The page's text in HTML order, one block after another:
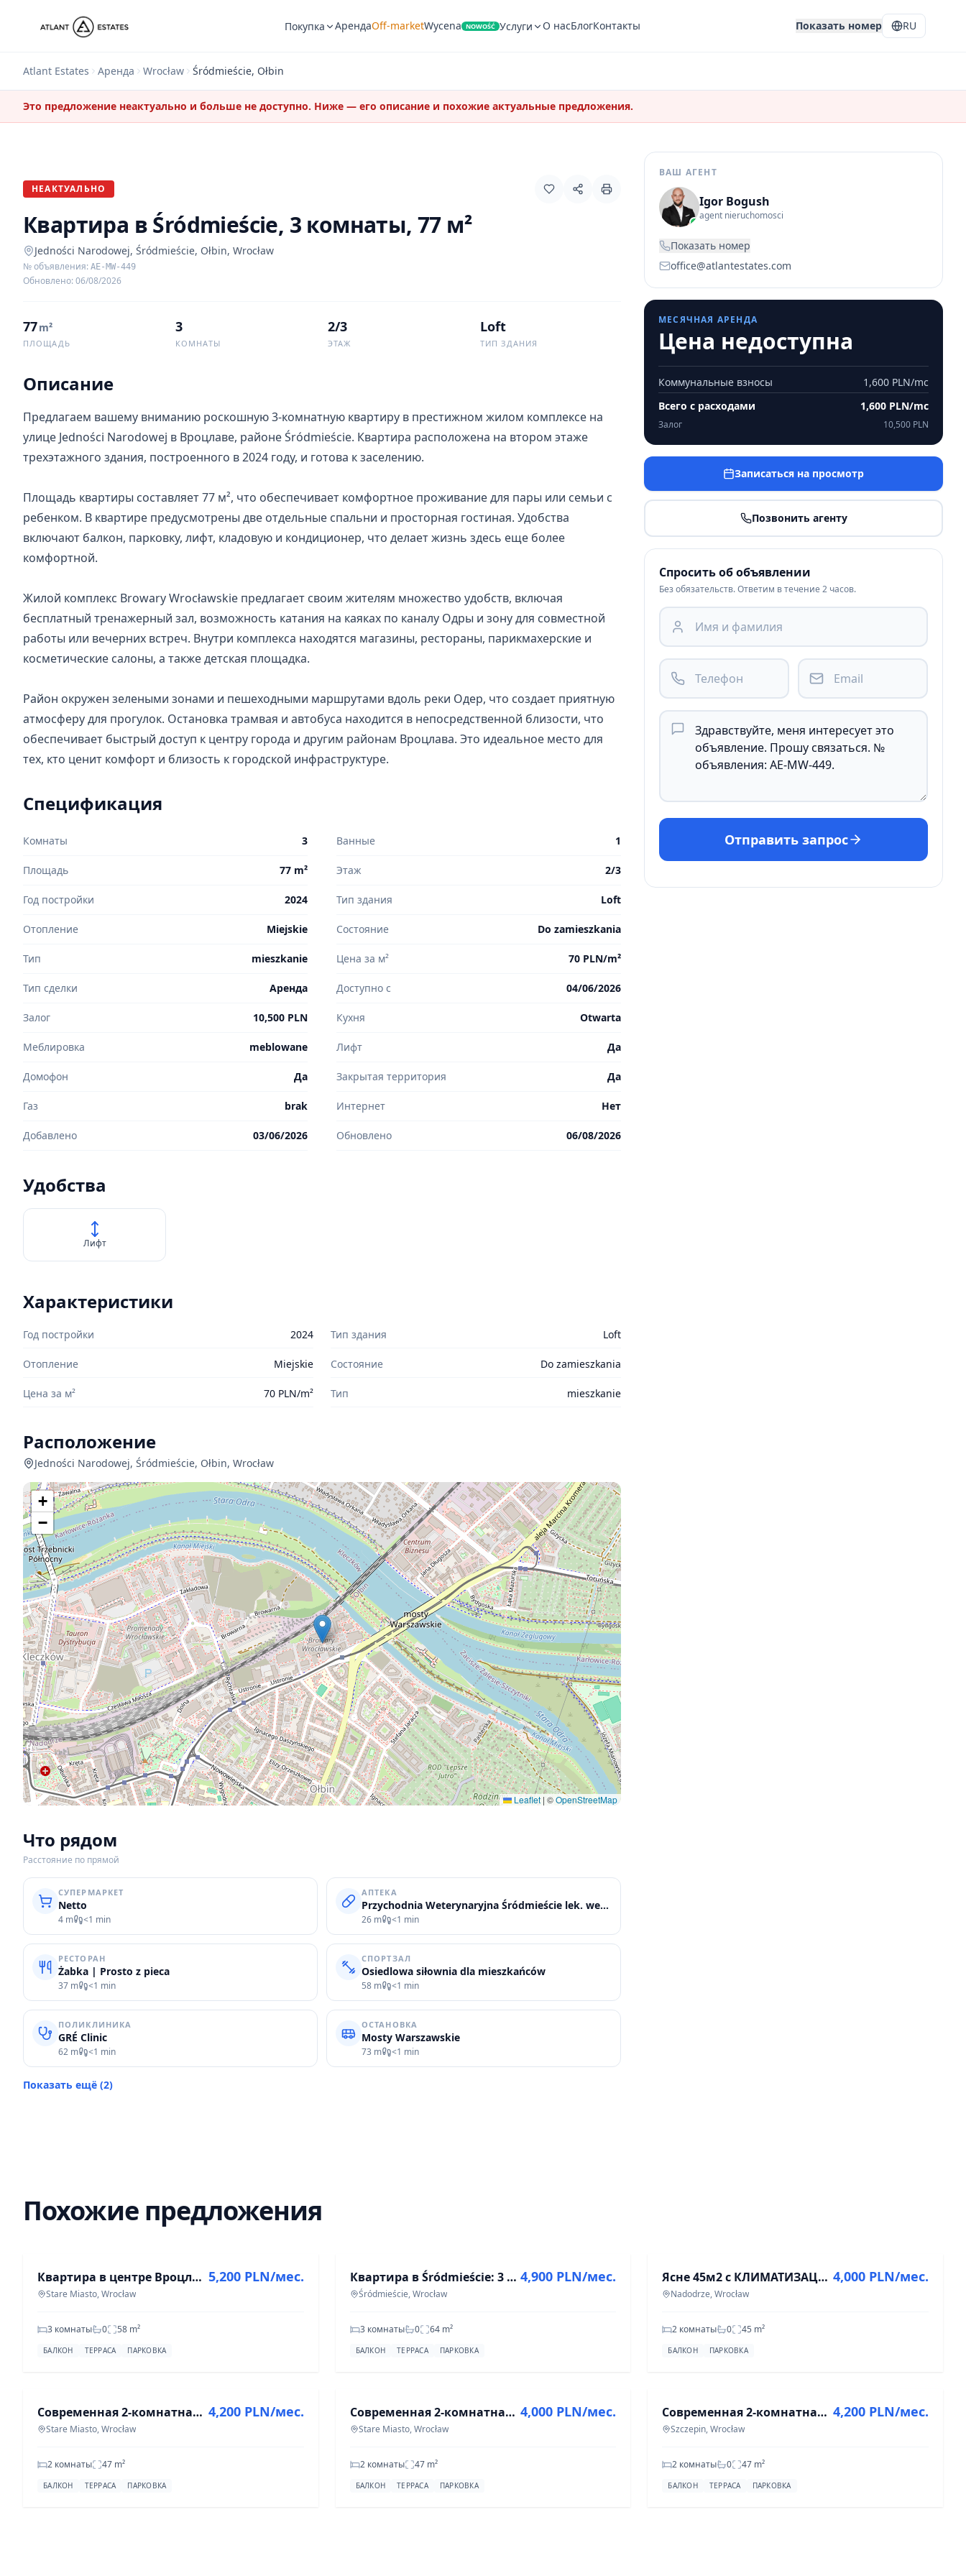
Покупка АрендаOff-marketWycena NOWOŚĆ Услуги О насБлогКонтакты Показать номер RU
Atlant Estates Аренда Wrocław Śródmieście, Ołbin
Это предложение неактуально и больше не доступно. Ниже — его описание и похожие актуальные предложения.
НЕАКТУАЛЬНО
Квартира в Śródmieście, 3 комнаты, 77 м²
Jedności Narodowej, Śródmieście, Ołbin, Wrocław
№ объявления: AE-MW-449
Обновлено:06/08/2026
77m²
ПЛОЩАДЬ
3
КОМНАТЫ
2/3
ЭТАЖ
Loft
ТИП ЗДАНИЯ
Описание
Предлагаем вашему вниманию роскошную 3-комнатную квартиру в престижном жилом комплексе на
улице Jedności Narodowej в Вроцлаве, районе Śródmieście. Квартира расположена на втором этаже
трехэтажного здания, построенного в 2024 году, и готова к заселению.
Площадь квартиры составляет 77 м², что обеспечивает комфортное проживание для пары или семьи с
ребенком. В квартире предусмотрены две отдельные спальни и просторная гостиная. Удобства
включают балкон, парковку, лифт, кладовую и кондиционер, что делает жизнь здесь еще более
комфортной.
Жилой комплекс Browary Wrocławskie предлагает своим жителям множество удобств, включая
бесплатный тренажерный зал, возможность катания на каяках по каналу Одры и зону для совместной
работы или вечерних встреч. Внутри комплекса находятся магазины, рестораны, парикмахерские и
косметические салоны, а также детская площадка.
Район окружен зелеными зонами и пешеходными маршрутами вдоль реки Одер, что создает приятную
атмосферу для прогулок. Остановка трамвая и автобуса находится в непосредственной близости, что
обеспечивает быстрый доступ к центру города и другим районам Вроцлава. Это идеальное место для
тех, кто ценит комфорт и близость к городской инфраструктуре.
Спецификация
Комнаты 3 Ванные 1
Площадь 77 m² Этаж 2/3
Год постройки 2024 Тип здания Loft
Отопление Miejskie Состояние Do zamieszkania
Тип mieszkanie Цена за м² 70 PLN/m²
Тип сделки Аренда Доступно с 04/06/2026
Залог 10,500 PLN Кухня Otwarta
Меблировка meblowane Лифт Да
Домофон Да Закрытая территория Да
Газ brak Интернет Нет
Добавлено 03/06/2026 Обновлено 06/08/2026
Удобства
Лифт
Характеристики
Год постройки 2024 Тип здания Loft
Отопление Miejskie Состояние Do zamieszkania
Цена за м² 70 PLN/m² Тип mieszkanie
Расположение
Jedności Narodowej, Śródmieście, Ołbin, Wrocław
+
−
Leaflet | ©OpenStreetMap
Что рядом
Расстояние по прямой
СУПЕРМАРКЕТ
Netto
4 m <1 min
АПТЕКА
Przychodnia Weterynaryjna Śródmieście lek. wet. Małgorzata Rudkowska
26 m <1 min
РЕСТОРАН
Żabka | Prosto z pieca
37 m <1 min
СПОРТЗАЛ
Osiedlowa siłownia dla mieszkańców
58 m <1 min
ПОЛИКЛИНИКА
GRÉ Clinic
62 m <1 min
ОСТАНОВКА
Mosty Warszawskie
73 m <1 min
Показать ещё (2)
ВАШ АГЕНТ
Igor Bogush
agent nieruchomosci
Показать номер
office@atlantestates.com
МЕСЯЧНАЯ АРЕНДА
Цена недоступна
Коммунальные взносы 1,600 PLN/mc
Всего с расходами
1,600 PLN/mc
Залог 10,500 PLN
Записаться на просмотр
Позвонить агенту
Спросить об объявлении
Без обязательств. Ответим в течение 2 часов.
Отправить запрос
Похожие предложения
Квартира в центре Вроцлава, 3 комнаты, 58 м², ул. Кравецка
Stare Miasto, Wrocław
5,200 PLN/мес.
3 комнаты 0 58 m²
БАЛКОН ТЕРРАСА ПАРКОВКА
Квартира в Śródmieście: 3 комнаты, 64 м², на аренду
Śródmieście, Wrocław
4,900 PLN/мес.
3 комнаты 0 64m²
БАЛКОН ТЕРРАСА ПАРКОВКА
Ясне 45м2 с КЛИМАТИЗАЦИЕЙ и камином в центре - первая аренда!
Nadodrze, Wrocław
4,000 PLN/мес.
2 комнаты 0 45 m²
БАЛКОН ПАРКОВКА
Современная 2-комнатная квартира в центре Вроцлава, 47 м²
Stare Miasto, Wrocław
4,200 PLN/мес.
2 комнаты 47 m²
БАЛКОН ТЕРРАСА ПАРКОВКА
Современная 2-комнатная квартира в центре, 47 м², Старая Местность
Stare Miasto, Wrocław
4,000 PLN/мес.
2 комнаты 47m²
БАЛКОН ТЕРРАСА ПАРКОВКА
Современная 2-комнатная квартира в Щепине, 47 м²
Szczepin, Wrocław
4,200 PLN/мес.
2 комнаты 0 47 m²
БАЛКОН ТЕРРАСА ПАРКОВКА